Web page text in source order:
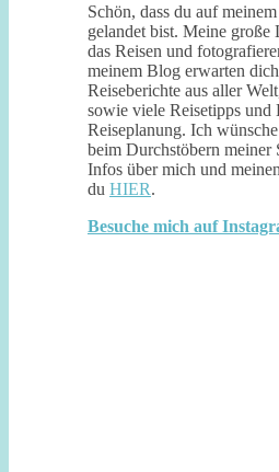
Schön, dass du auf
gelandet bist. Meine große
das Reisen und
meinem Blog erwarten
Reiseberichte aus aller
sowie viele Reisetipps und
Reiseplanung. Ich
beim Durchstöbern
Infos über mich und
du HIER.
Besuche mich auf